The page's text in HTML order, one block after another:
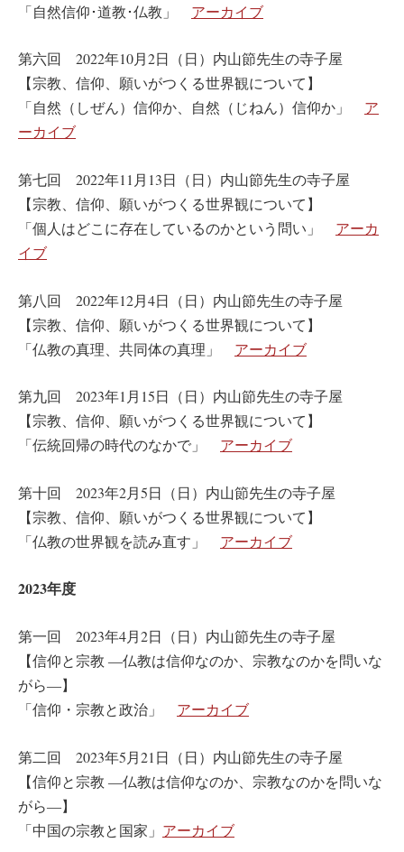
「自然信仰･道教･仏教」 アーカイブ
第六回 2022年10月2日（日）内山節先生の寺子屋
【宗教、信仰、願いがつくる世界観について】
「自然（しぜん）信仰か、自然（じねん）信仰か」 ア
ーカイブ
第七回 2022年11月13日（日）内山節先生の寺子屋
【宗教、信仰、願いがつくる世界観について】
「個人はどこに存在しているのかという問い」 アーカ
イブ
第八回 2022年12月4日（日）内山節先生の寺子屋
【宗教、信仰、願いがつくる世界観について】
「仏教の真理、共同体の真理」 アーカイブ
第九回 2023年1月15日（日）内山節先生の寺子屋
【宗教、信仰、願いがつくる世界観について】
「伝統回帰の時代のなかで」 アーカイブ
第十回 2023年2月5日（日）内山節先生の寺子屋
【宗教、信仰、願いがつくる世界観について】
「仏教の世界観を読み直す」 アーカイブ
2023年度
第一回 2023年4月2日（日）内山節先生の寺子屋
【信仰と宗教 ―仏教は信仰なのか、宗教なのかを問いな
がら―】
「信仰・宗教と政治」 アーカイブ
第二回 2023年5月21日（日）内山節先生の寺子屋
【信仰と宗教 ―仏教は信仰なのか、宗教なのかを問いな
がら―】
「中国の宗教と国家」 アーカイブ